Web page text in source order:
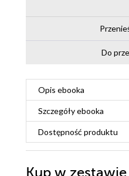
Do
Opis ebooka
Szczegółyebooka
Dostępność produktu